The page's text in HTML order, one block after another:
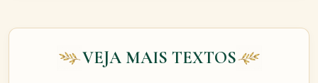
VEJA MAIS TEXTOS